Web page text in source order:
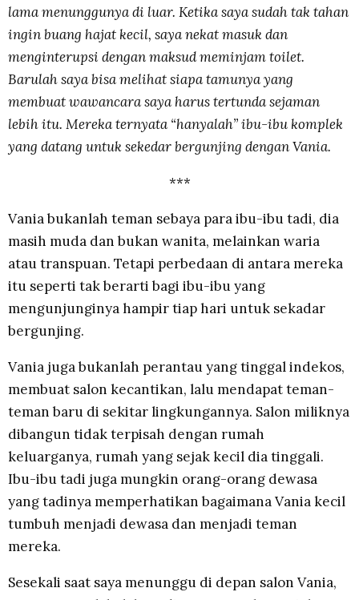
lama menunggunya di luar. Ketika saya sudah tak tahan
ingin buang hajat kecil, saya nekat masuk dan
menginterupsi dengan maksud meminjam toilet.
Barulah saya bisa melihat siapa tamunya yang
membuat wawancara saya harus tertunda sejaman
lebih itu. Mereka ternyata “hanyalah” ibu-ibu komplek
yang datang untuk sekedar bergunjing dengan Vania.
***
Vania bukanlah teman sebaya para ibu-ibu tadi, dia
masih muda dan bukan wanita, melainkan waria
atau transpuan. Tetapi perbedaan di antara mereka
itu seperti tak berarti bagi ibu-ibu yang
mengunjunginya hampir tiap hari untuk sekadar
bergunjing.
Vania juga bukanlah perantau yang tinggal indekos,
membuat salon kecantikan, lalu mendapat teman-
teman baru di sekitar lingkungannya. Salon miliknya
dibangun tidak terpisah dengan rumah
keluarganya, rumah yang sejak kecil dia tinggali.
Ibu-ibu tadi juga mungkin orang-orang dewasa
yang tadinya memperhatikan bagaimana Vania kecil
tumbuh menjadi dewasa dan menjadi teman
mereka.
Sesekali saat saya menunggu di depan salon Vania,